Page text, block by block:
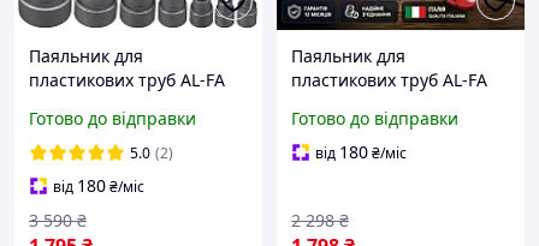
Паяльник для
пластикових труб AL-FA
апарат для ПВХ труб
2720W апарат
поліфузійного
зварювання труб 16 63
мм
Готово до відправки
5.0 (2)
від 180₴/міс
3 590 ₴
Паяльник для
пластикових труб AL-FA
сантехнічних труб 0
300°C Електричний
Готово до відправки
від 180₴/міс
2 298 ₴